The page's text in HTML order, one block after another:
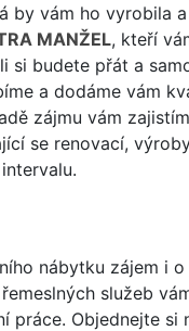
vám ho vyrobila
MANŽEL, kteří
si budete přát a
a dodáme vám
zájmu vám
se renovací,
nábytku zájem i
služeb
práce. Objednejte si